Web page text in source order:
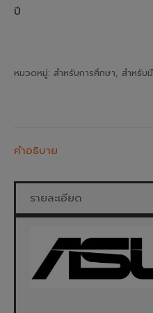
ปี
หมวดหมู่: สำหรับการศึกษา, สำหรับ
คำอธิบาย
รายละเอียด